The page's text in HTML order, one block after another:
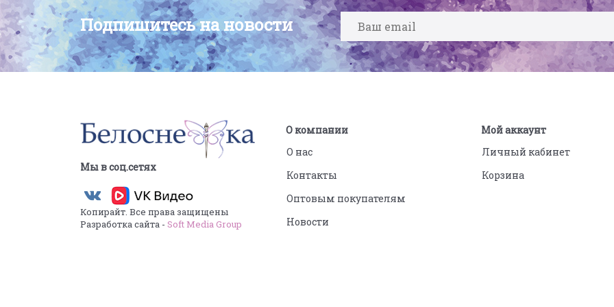
Подпишитесь на новости
Мы в соц.сетях
Копирайт. Все права защищены
Разработка сайта - Soft Media Group
О компании
О нас
Контакты
Оптовым покупателям
Новости
Мой аккаунт
Личный кабинет
Корзина